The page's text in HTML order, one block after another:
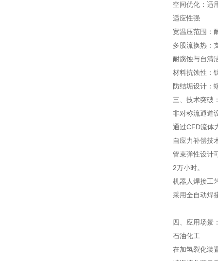
空间优化：适
适应性强
宽温压范围：
多股流换热：
耐腐蚀与自清
材料抗蚀性：
防结垢设计：
三、技术突破
非对称流通道
通过CFD流体
自应力补偿技
管束弹性设计
2万小时。
机器人焊接工
采用全自动焊
四、应用场景
石油化工
在加氢裂化装